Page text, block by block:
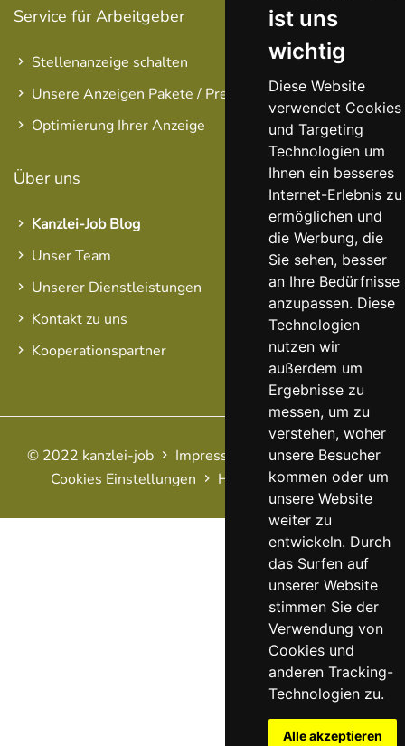
ist uns
wichtig
Diese Website
verwendet Cookies
und Targeting
Technologien um
Ihnen ein besseres
Internet-Erlebnis zu
ermöglichen und
die Werbung, die
Sie sehen, besser
an Ihre Bedürfnisse
anzupassen. Diese
Technologien
nutzen wir
außerdem um
Ergebnisse zu
messen, um zu
verstehen, woher
unsere Besucher
kommen oder um
unsere Website
weiter zu
entwickeln. Durch
das Surfen auf
unserer Website
stimmen Sie der
Verwendung von
Cookies und
anderen Tracking-
Technologien zu.
Alle akzeptieren
Service für Arbeitgeber
Stellenanzeige schalten
Unsere Anzeigen Pakete / Preise
Optimierung Ihrer Anzeige
Über uns
Kanzlei-Job Blog
Unser Team
Unserer Dienstleistungen
Kontakt zu uns
Kooperationspartner
© 2022 kanzlei-job Impressum AGB
Datenschutz
Cookies Einstellungen
Haftungsausschluss FAQ